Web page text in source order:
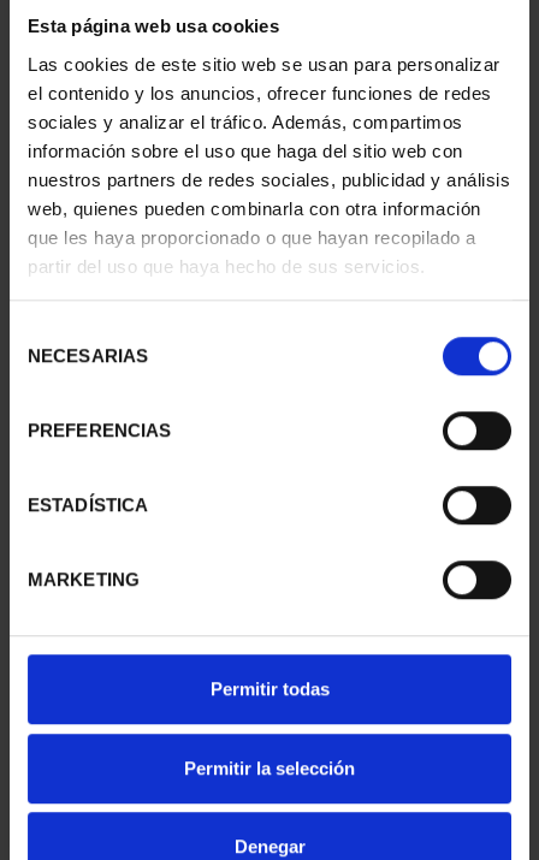
Esta página web usa cookies
Las cookies de este sitio web se usan para personalizar
el contenido y los anuncios, ofrecer funciones de redes
sociales y analizar el tráfico. Además, compartimos
información sobre el uso que haga del sitio web con
nuestros partners de redes sociales, publicidad y análisis
web, quienes pueden combinarla con otra información
que les haya proporcionado o que hayan recopilado a
partir del uso que haya hecho de sus servicios.
NECESARIAS
PREFERENCIAS
ESTADÍSTICA
MARKETING
Permitir todas
Permitir la selección
Denegar
SUSCRIPCIÓN
CAPITALES DE
PROVINCIA 1
949,00 €
Sólo para usuarios
registrados
SUSCRIPCIÓN
CAPITALES DE
PROVINCIA 2
949,00 €
Sólo para usuarios
registrados
PROVINCIA 3
registrados
PROVINCIA 4
registrados